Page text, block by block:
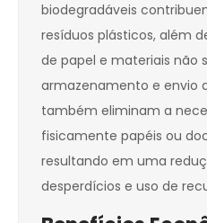
biodegradáveis
resíduos plásticos, além
de papel e materiais não
armazenamento e envio
também eliminam a
fisicamente papéis ou
resultando em uma
desperdícios e uso de